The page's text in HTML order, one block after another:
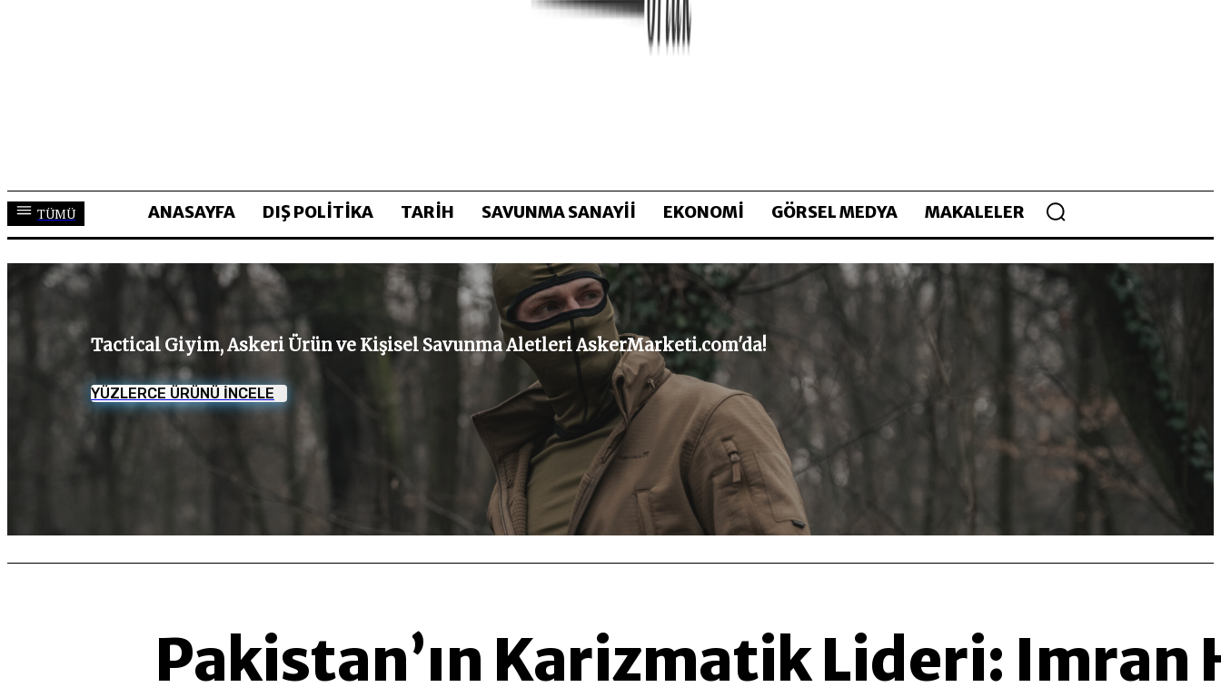
TÜMÜ ANASAYFA DIŞ POLİTİKA TARİH SAVUNMA SANAYİİ EKONOMİ GÖRSEL MEDYA MAKALELER
Tactical Giyim, Askeri Ürün ve Kişisel Savunma Aletleri AskerMarketi.com'da!
YÜZLERCE ÜRÜNÜ İNCELE
Pakistan’ın Karizmatik Lideri: Imran